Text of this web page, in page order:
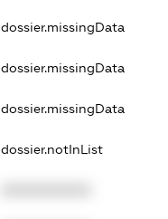
dossier.missingData
dossier.missingData
dossier.missingData
dossier.notInList